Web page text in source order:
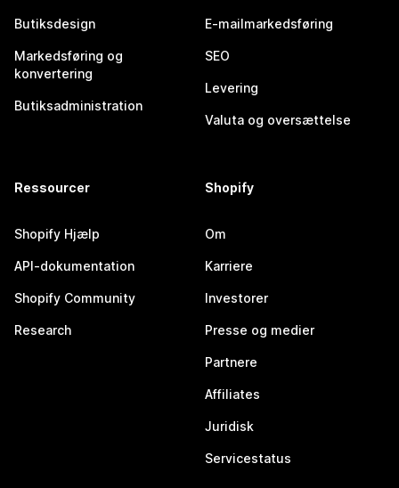
Butiksdesign
Markedsføring og
konvertering
Butiksadministration
E-mailmarkedsføring
SEO
Levering
Valuta og oversættelse
Ressourcer
Shopify Hjælp
API-dokumentation
Shopify Community
Research
Shopify
Om
Karriere
Investorer
Presse og medier
Partnere
Affiliates
Juridisk
Servicestatus